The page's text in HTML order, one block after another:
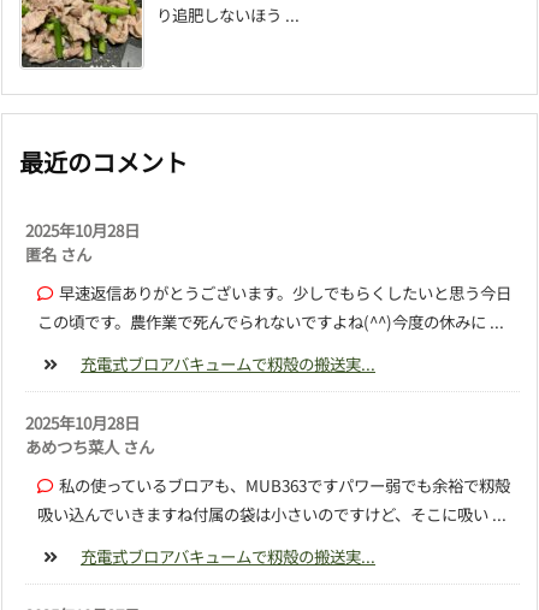
り追肥しないほう ...
最近のコメント
2025年10月28日
匿名 さん
早速返信ありがとうございます。少しでもらくしたいと思う今日
この頃です。農作業で死んでられないですよね(^^)今度の休みに ...
充電式ブロアバキュームで籾殻の搬送実...
2025年10月28日
あめつち菜人 さん
私の使っているブロアも、MUB363ですパワー弱でも余裕で籾殻
吸い込んでいきますね付属の袋は小さいのですけど、そこに吸い ...
充電式ブロアバキュームで籾殻の搬送実...